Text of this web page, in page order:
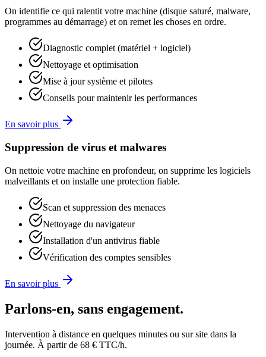
On identifie ce qui ralentit votre machine (disque saturé, malware,
programmes au démarrage) et on remet les choses en ordre.
Diagnostic complet (matériel + logiciel)
Nettoyage et optimisation
Mise à jour système et pilotes
Conseils pour maintenir les performances
En savoir plus
Suppression de virus et malwares
On nettoie votre machine en profondeur, on supprime les logiciels
malveillants et on installe une protection fiable.
Scan et suppression des menaces
Nettoyage du navigateur
Installation d'un antivirus fiable
Vérification des comptes sensibles
En savoir plus
Parlons-en, sans engagement.
Intervention à distance en quelques minutes ou sur site dans la
journée. À partir de 68 € TTC/h.